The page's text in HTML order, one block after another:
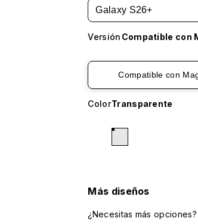
Galaxy S26+
Versión Compatible con
Compatible con
ColorTransparente
Más diseños
¿Necesitas más